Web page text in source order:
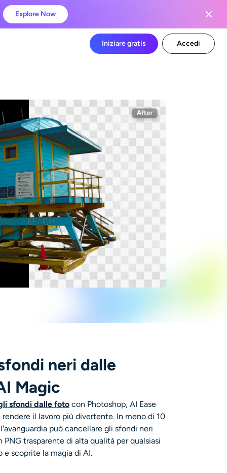
Explore Now
Iniziare gratis Accedi
neri dalle
Magic
sfondi dalle foto con Photoshop, AI Ease
il lavoro più divertente. In meno di 10
può cancellare gli sfondi neri
trasparente di alta qualità per qualsiasi
scoprite la magia di AI.